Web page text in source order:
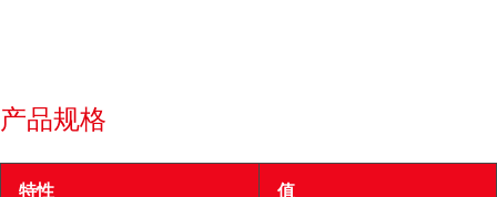
产品规格
特性 值